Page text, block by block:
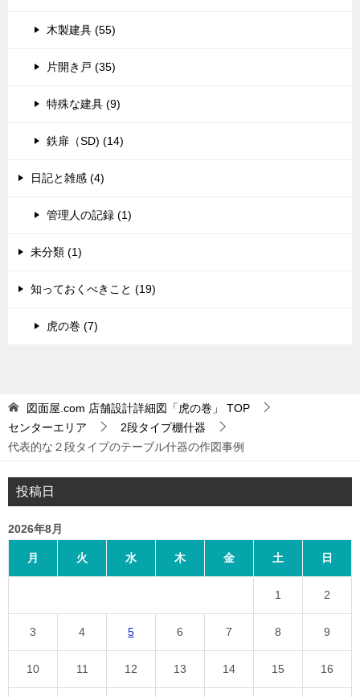
木製建具 (55)
片開き戸 (35)
特殊な建具 (9)
鉄扉（SD) (14)
日記と雑感 (4)
管理人の記録 (1)
未分類 (1)
知っておくべきこと (19)
虎の巻 (7)
図面屋.com 店舗設計詳細図「虎の巻」
TOP
センターエリア
2段タイプ棚什器
代表的な２段タイプのテーブル什器の作図事例
投稿日
2026年8月
月 火 水 木 金 土 日
1 2
3 4 5 6 7 8 9
10 11 12 13 14 15 16